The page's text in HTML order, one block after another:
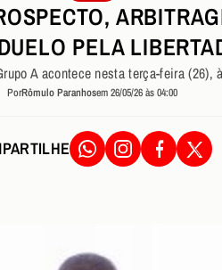
PELA
A acontece nesta terça-feira (26),
PorRômulo Paranhosem 26/05/26 às 04:00